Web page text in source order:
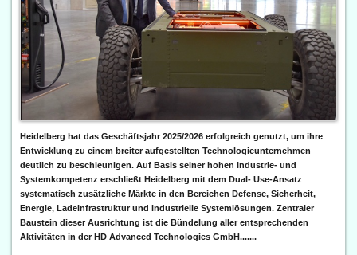
Heidelberg hat das Geschäftsjahr 2025/2026 erfolgreich genutzt, um ihre
Entwicklung zu einem breiter aufgestellten Technologieunternehmen
deutlich zu beschleunigen. Auf Basis seiner hohen Industrie- und
Systemkompetenz erschließt Heidelberg mit dem Dual- Use-Ansatz
systematisch zusätzliche Märkte in den Bereichen Defense, Sicherheit,
Energie, Ladeinfrastruktur und industrielle Systemlösungen. Zentraler
Baustein dieser Ausrichtung ist die Bündelung aller entsprechenden
Aktivitäten in der HD Advanced Technologies GmbH.......